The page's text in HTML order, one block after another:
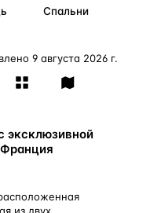
Спальни
9 августа 2026 г.
эксклюзивной